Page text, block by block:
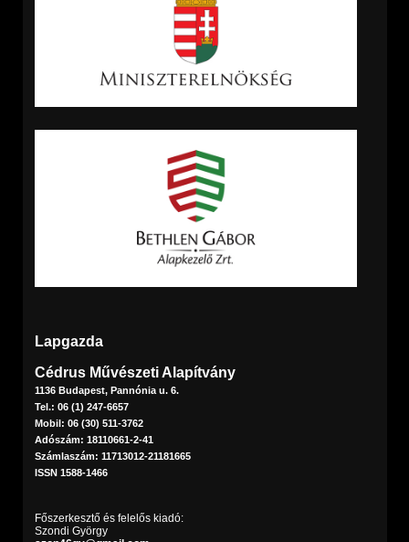
Lapgazda
Cédrus Művészeti Alapítvány
1136 Budapest, Pannónia u. 6.
Tel.: 06 (1) 247-6657
Mobil: 06 (30) 511-3762
Adószám: 18110661-2-41
Számlaszám: 11713012-21181665
ISSN 1588-1466
Főszerkesztő és felelős kiadó:
Szondi György